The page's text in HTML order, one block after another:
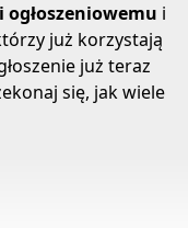
i
już korzystają
już teraz
się, jak wiele